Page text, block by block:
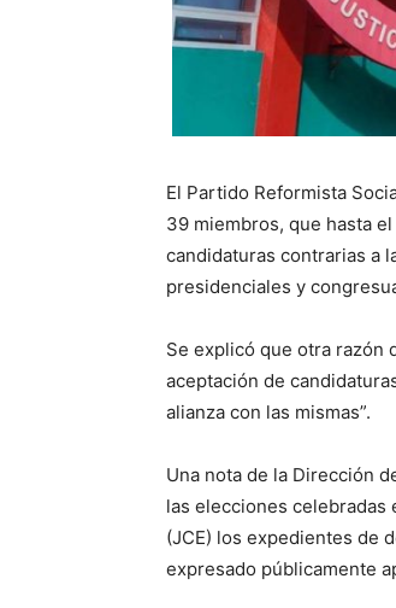
El Partido Reformista
39 miembros, que hasta
candidaturas contrarias a
presidenciales y
Se explicó que otra razón
aceptación de
alianza con las mismas”.
Una nota de la Dirección
las elecciones celebradas
(JCE) los expedientes de
expresado públicamente